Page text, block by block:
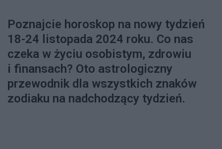
Poznajcie horoskop na nowy tydzień
18-24 listopada 2024 roku. Co nas
czeka w życiu osobistym, zdrowiu
i finansach? Oto astrologiczny
przewodnik dla wszystkich znaków
zodiaku na nadchodzący tydzień.